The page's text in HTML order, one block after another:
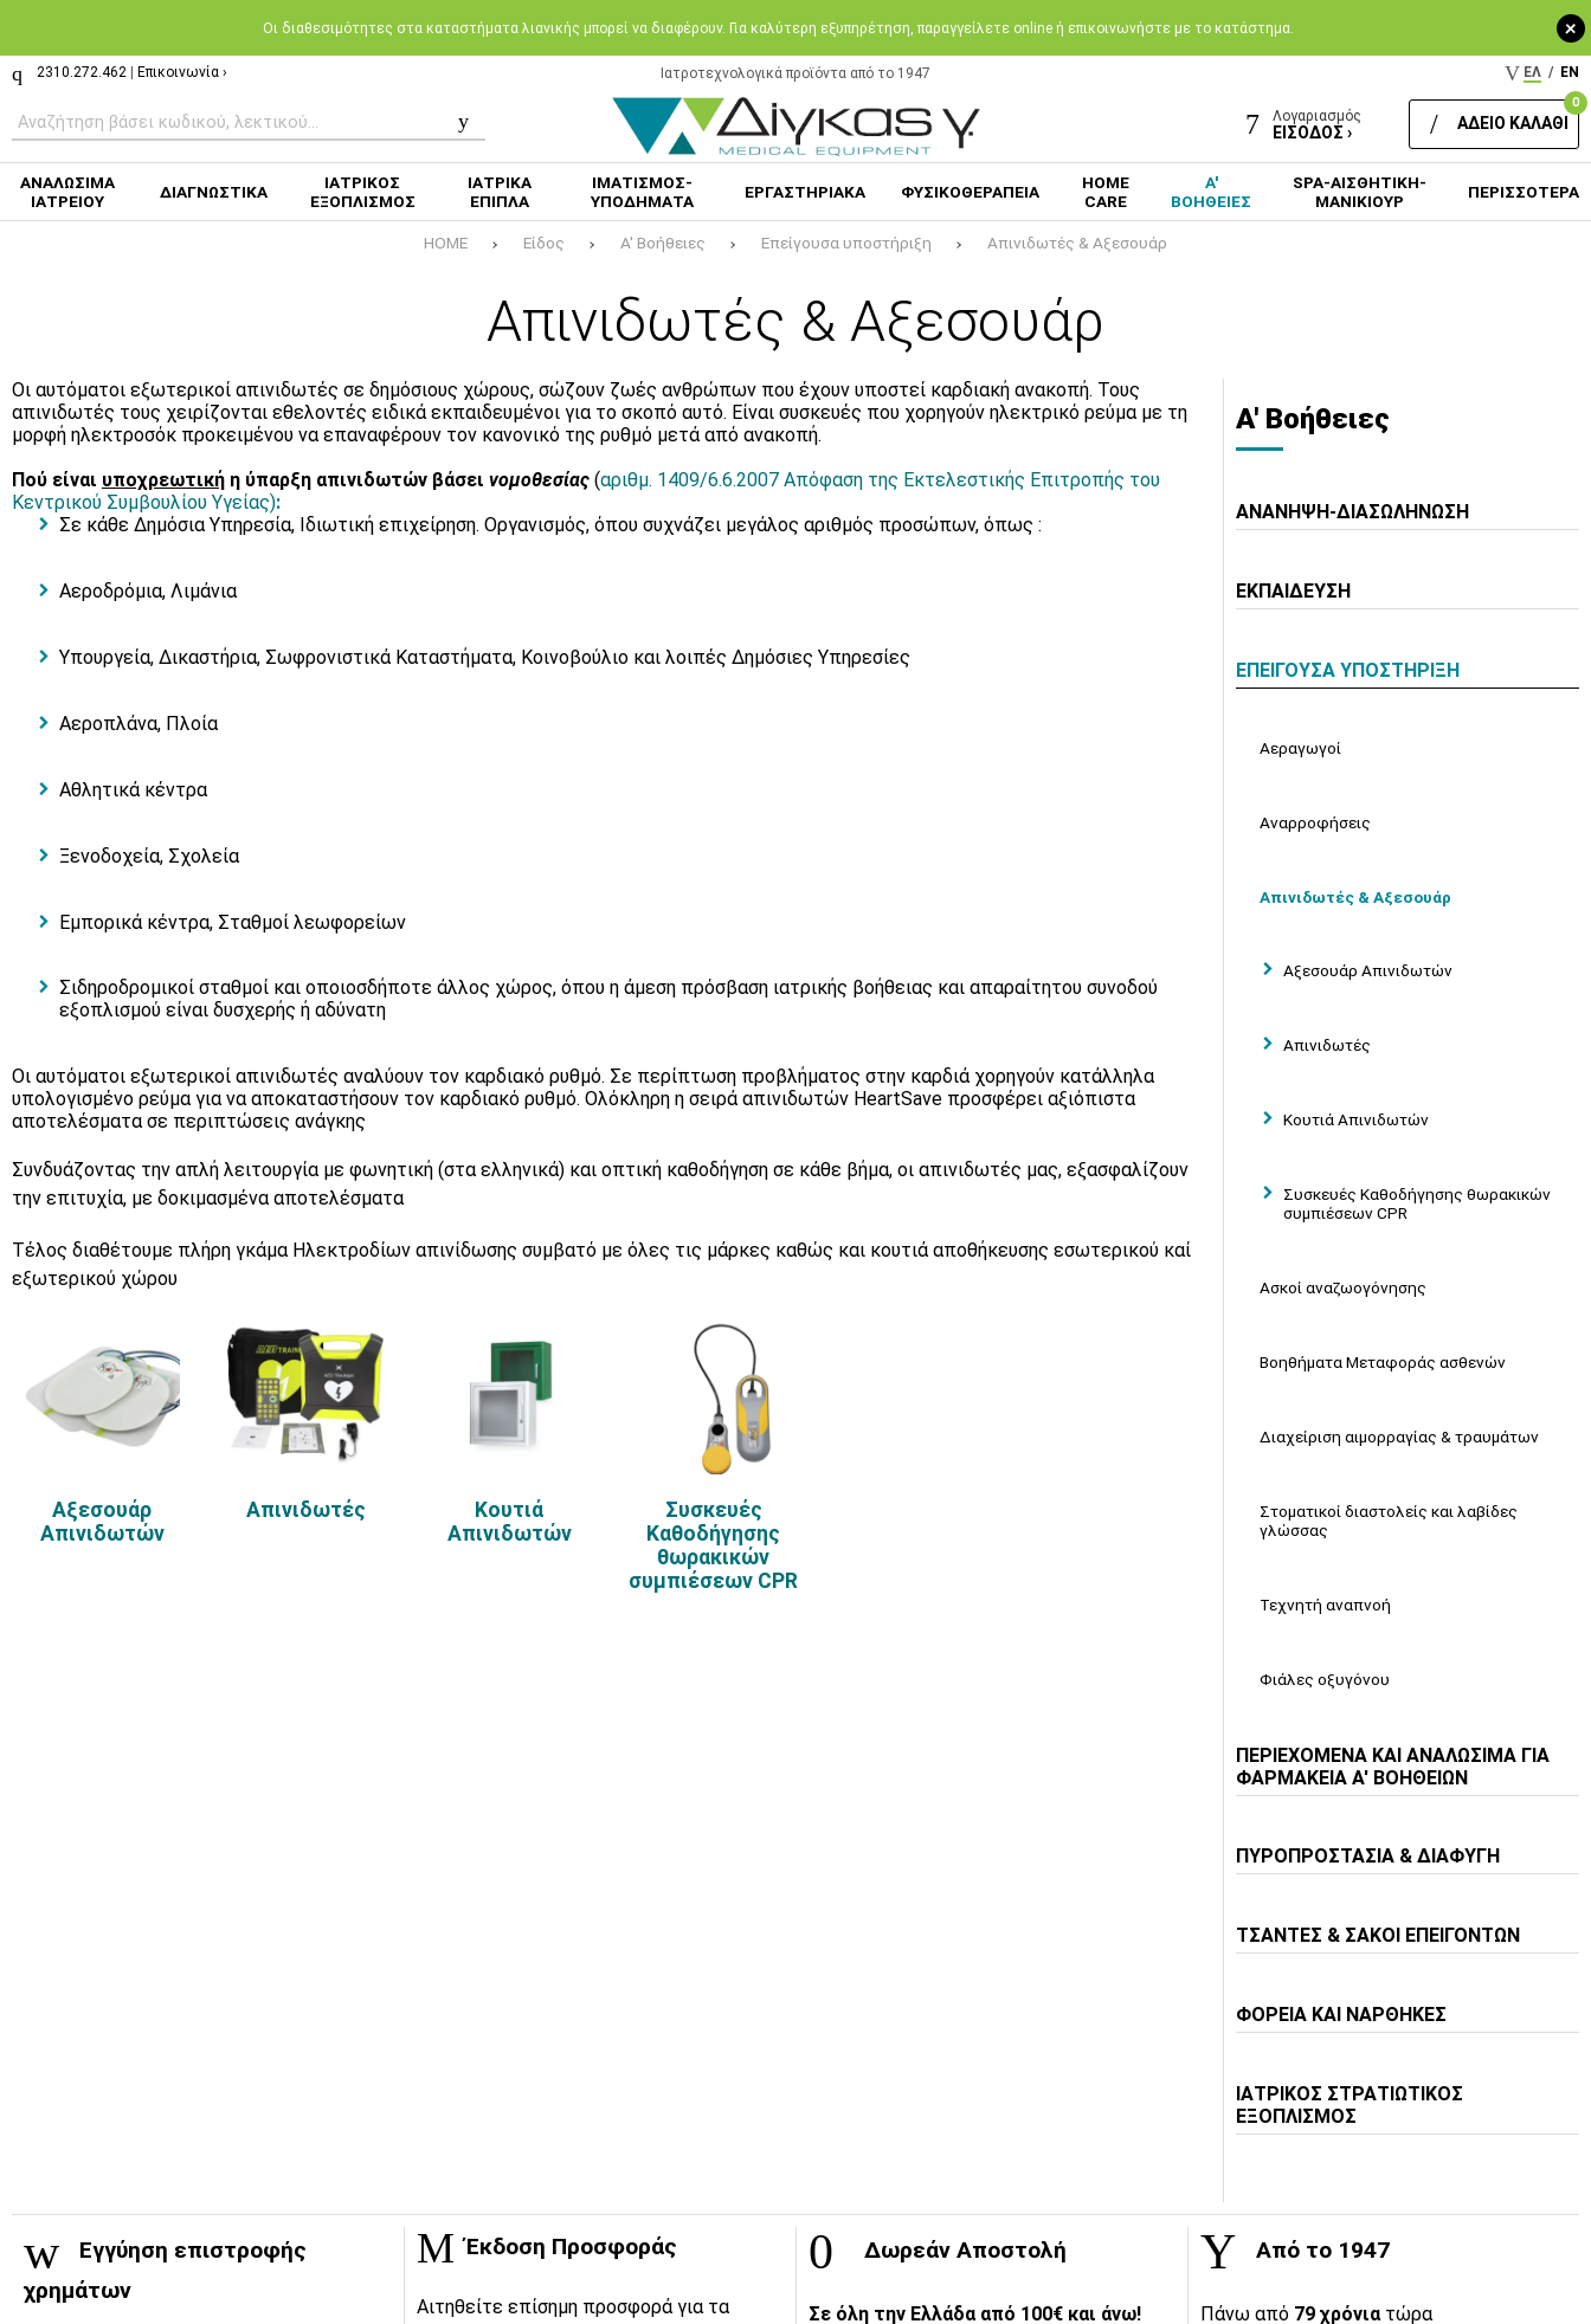
+
Oι διαθεσιμότητες στα καταστήματα λιανικής μπορεί να διαφέρουν. Για καλύτερη εξυπηρέτηση, παραγγείλετε online ή επικοινωνήστε με το κατάστημα.
2310.272.462 Επικοινωνία › Ιατροτεχνολογικά προϊόντα από το 1947 ΕΛ / EN
Λογαριασμός
ΕΙΣΟΔΟΣ ›
0
ΑΔΕΙΟ ΚΑΛΑΘΙ
ΑΝΑΛΩΣΙΜΑ
ΙΑΤΡΕΙΟΥ
ΔΙΑΓΝΩΣΤΙΚΑ
ΙΑΤΡΙΚΟΣ
ΕΞΟΠΛΙΣΜΟΣ
ΙΑΤΡΙΚΑ
ΕΠΙΠΛΑ
ΙΜΑΤΙΣΜΟΣ-
ΥΠΟΔΗΜΑΤΑ
ΕΡΓΑΣΤΗΡΙΑΚΑ ΦΥΣΙΚΟΘΕΡΑΠΕΙΑ
HOME
CARE
Α'
ΒΟΗΘΕΙΕΣ
SPA-ΑΙΣΘΗΤΙΚΗ-
ΜΑΝΙΚΙΟΥΡ
ΠΕΡΙΣΣΟΤΕΡΑ
HOME Είδος Α' Βοήθειες Επείγουσα υποστήριξη Απινιδωτές & Αξεσουάρ
Απινιδωτές & Αξεσουάρ
Οι αυτόματοι εξωτερικοί απινιδωτές σε δημόσιους χώρους, σώζουν ζωές ανθρώπων που έχουν υποστεί καρδιακή ανακοπή. Τους
απινιδωτές τους χειρίζονται εθελοντές ειδικά εκπαιδευμένοι για το σκοπό αυτό. Eίναι συσκευές που χορηγούν ηλεκτρικό ρεύμα με τη
μορφή ηλεκτροσόκ προκειμένου να επαναφέρουν τον κανονικό της ρυθμό μετά από ανακοπή.
Πού είναι υποχρεωτική η ύπαρξη απινιδωτών βάσει νομοθεσίας (αριθμ. 1409/6.6.2007 Απόφαση της Εκτελεστικής Επιτροπής του
Κεντρικού Συμβουλίου Υγείας):
Σε κάθε Δημόσια Υπηρεσία, Ιδιωτική επιχείρηση. Οργανισμός, όπου συχνάζει μεγάλος αριθμός προσώπων, όπως :
Αεροδρόμια, Λιμάνια
Υπουργεία, Δικαστήρια, Σωφρονιστικά Καταστήματα, Κοινοβούλιο και λοιπές Δημόσιες Υπηρεσίες
Αεροπλάνα, Πλοία
Αθλητικά κέντρα
Ξενοδοχεία, Σχολεία
Εμπορικά κέντρα, Σταθμοί λεωφορείων
Σιδηροδρομικοί σταθμοί και οποιοσδήποτε άλλος χώρος, όπου η άμεση πρόσβαση ιατρικής βοήθειας και απαραίτητου συνοδού
εξοπλισμού είναι δυσχερής ή αδύνατη
Οι αυτόματοι εξωτερικοί απινιδωτές αναλύουν τον καρδιακό ρυθμό. Σε περίπτωση προβλήματος στην καρδιά χορηγούν κατάλληλα
υπολογισμένο ρεύμα για να αποκαταστήσουν τον καρδιακό ρυθμό. Ολόκληρη η σειρά απινιδωτών HeartSave προσφέρει αξιόπιστα
αποτελέσματα σε περιπτώσεις ανάγκης
Συνδυάζοντας την απλή λειτουργία με φωνητική (στα ελληνικά) και οπτική καθοδήγηση σε κάθε βήμα, οι απινιδωτές μας, εξασφαλίζουν
την επιτυχία, με δοκιμασμένα αποτελέσματα
Τέλος διαθέτουμε πλήρη γκάμα Ηλεκτροδίων απινίδωσης συμβατό με όλες τις μάρκες καθώς και κουτιά αποθήκευσης εσωτερικού καί
εξωτερικού χώρου
Αξεσουάρ
Απινιδωτών
Απινιδωτές
Κουτιά
Απινιδωτών
Συσκευές
Καθοδήγησης
θωρακικών
συμπιέσεων CPR
Α' Βοήθειες
ΑΝΑΝΗΨΗ-ΔΙΑΣΩΛΗΝΩΣΗ
ΕΚΠΑΙΔΕΥΣΗ
ΕΠΕΙΓΟΥΣΑ ΥΠΟΣΤΗΡΙΞΗ
Αεραγωγοί
Αναρροφήσεις
Απινιδωτές & Αξεσουάρ
Αξεσουάρ Απινιδωτών
Απινιδωτές
Κουτιά Απινιδωτών
Συσκευές Καθοδήγησης θωρακικών
συμπιέσεων CPR
Ασκοί αναζωογόνησης
Βοηθήματα Μεταφοράς ασθενών
Διαχείριση αιμορραγίας & τραυμάτων
Στοματικοί διαστολείς και λαβίδες
γλώσσας
Τεχνητή αναπνοή
Φιάλες οξυγόνου
ΠΕΡΙΕΧΟΜΕΝΑ ΚΑΙ ΑΝΑΛΩΣΙΜΑ ΓΙΑ
ΦΑΡΜΑΚΕΙΑ Α' ΒΟΗΘΕΙΩΝ
ΠΥΡΟΠΡΟΣΤΑΣΙΑ & ΔΙΑΦΥΓΗ
ΤΣΑΝΤΕΣ & ΣΑΚΟΙ ΕΠΕΙΓΟΝΤΩΝ
ΦΟΡΕΙΑ ΚΑΙ ΝΑΡΘΗΚΕΣ
ΙΑΤΡΙΚΟΣ ΣΤΡΑΤΙΩΤΙΚΟΣ
ΕΞΟΠΛΙΣΜΟΣ
Εγγύηση επιστροφής
χρημάτων
Έκδοση Προσφοράς
Αιτηθείτε επίσημη προσφορά για τα
Δωρεάν Αποστολή
Σε όλη την Ελλάδα από 100€ και άνω!
Από το 1947
Πάνω από 79 χρόνια τώρα